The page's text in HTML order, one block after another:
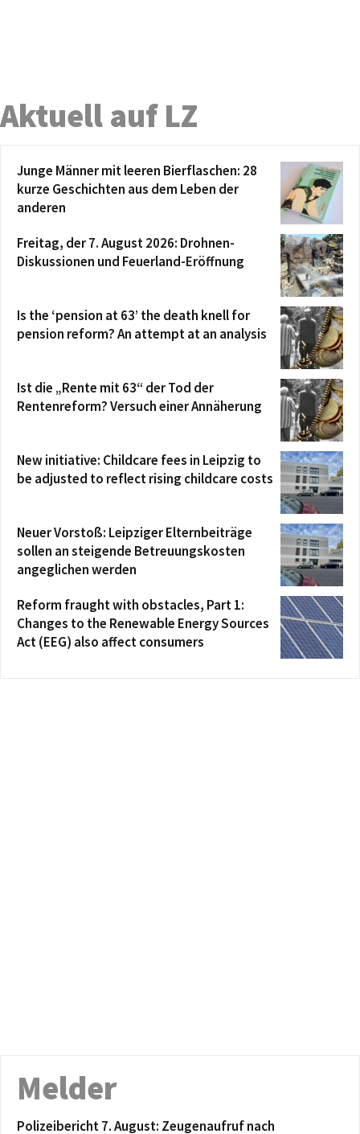
Aktuell auf LZ
Junge Männer mit leeren Bierflaschen: 28
kurze Geschichten aus dem Leben der
anderen
Freitag, der 7. August 2026: Drohnen-
Diskussionen und Feuerland-Eröffnung
Is the ‘pension at 63’ the death knell for
pension reform? An attempt at an analysis
Ist die „Rente mit 63“ der Tod der
Rentenreform? Versuch einer Annäherung
New initiative: Childcare fees in Leipzig to
be adjusted to reflect rising childcare costs
Neuer Vorstoß: Leipziger Elternbeiträge
sollen an steigende Betreuungskosten
angeglichen werden
Reform fraught with obstacles, Part 1:
Changes to the Renewable Energy Sources
Act (EEG) also affect consumers
Melder
Polizeibericht 7. August: Zeugenaufruf nach